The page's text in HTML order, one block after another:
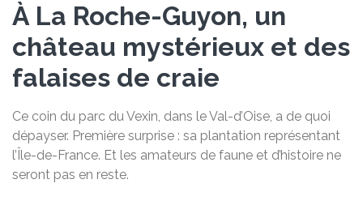
À La Roche-Guyon, un
château mystérieux et des
falaises de craie
Ce coin du parc du Vexin, dans le Val-d’Oise, a de quoi
dépayser. Première surprise : sa plantation représentant
l’Île-de-France. Et les amateurs de faune et d’histoire ne
seront pas en reste.